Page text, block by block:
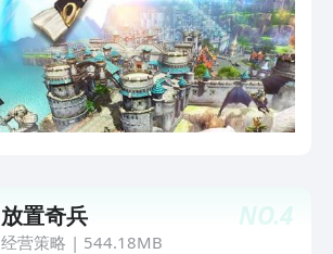
NO.4
放置奇兵
经营策略 | 544.18MB